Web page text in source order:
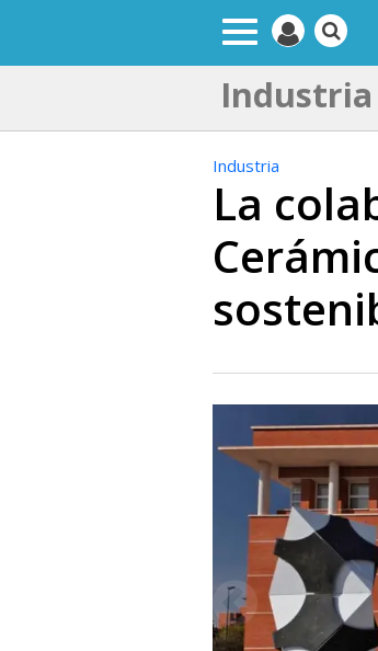
Industria
Industria
La